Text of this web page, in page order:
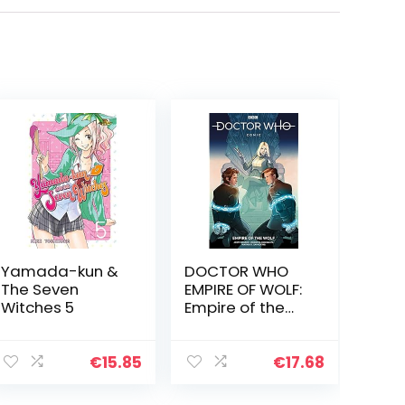
Yamada-kun &
The Seven
Witches 5
€15.85
DOCTOR WHO
EMPIRE OF WOLF:
Empire of the
€17.68